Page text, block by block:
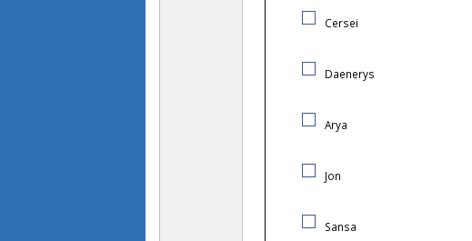
Cersei
Daenerys
Arya
Jon
Sansa